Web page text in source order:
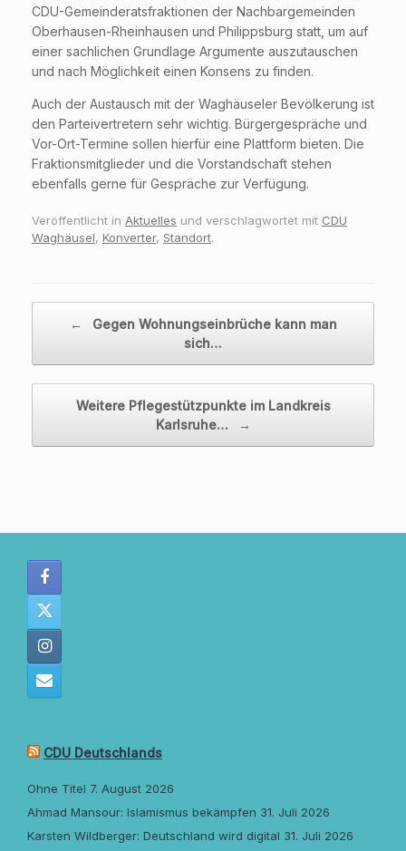
CDU-Gemeinderatsfraktionen der Nachbargemeinden
Oberhausen-Rheinhausen und Philippsburg statt, um auf
einer sachlichen Grundlage Argumente auszutauschen
und nach Möglichkeit einen Konsens zu finden.
Auch der Austausch mit der Waghäuseler Bevölkerung ist
den Parteivertretern sehr wichtig. Bürgergespräche und
Vor-Ort-Termine sollen hierfür eine Plattform bieten. Die
Fraktionsmitglieder und die Vorstandschaft stehen
ebenfalls gerne für Gespräche zur Verfügung.
Veröffentlicht in Aktuelles und verschlagwortet mit CDU
Waghäusel, Konverter, Standort.
←
Gegen Wohnungseinbrüche kann man
sich…
Weitere Pflegestützpunkte im Landkreis
Karlsruhe…
→
CDU Deutschlands
Ohne Titel 7. August 2026
Ahmad Mansour: Islamismus bekämpfen 31. Juli 2026
Karsten Wildberger: Deutschland wird digital 31. Juli 2026